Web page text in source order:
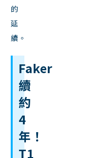
的
延
續。
Faker
續
約
4
年！
T1